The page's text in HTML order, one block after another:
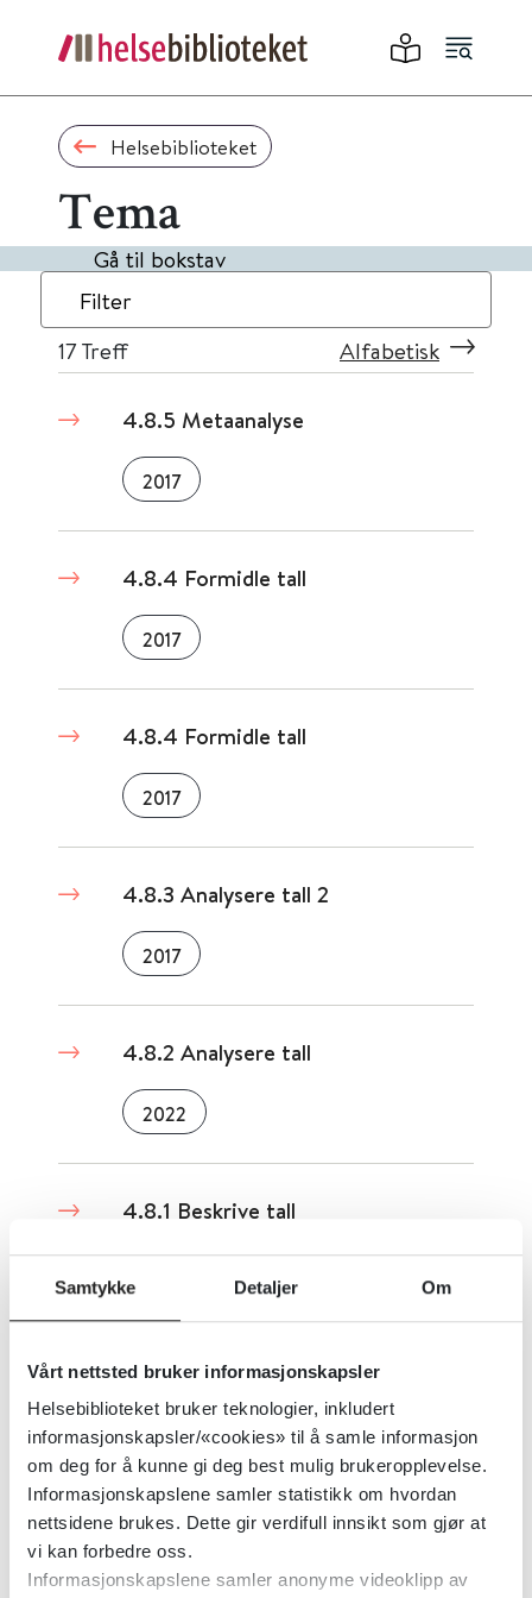
Samtykke Detaljer Om
Vårt nettsted bruker informasjonskapsler
Helsebiblioteket bruker teknologier, inkludert
informasjonskapsler/«cookies» til å samle informasjon
om deg for å kunne gi deg best mulig brukeropplevelse.
Informasjonskapslene samler statistikk om hvordan
nettsidene brukes. Dette gir verdifull innsikt som gjør at
vi kan forbedre oss.
Informasjonskapslene samler anonyme videoklipp av
Helsebiblioteket
Tema
Gå til bokstav
Filter
17Treff Alfabetisk
4.8.5 Metaanalyse
2017
4.8.4 Formidle tall
2017
4.8.4 Formidle tall
2017
4.8.3 Analysere tall 2
2017
4.8.2 Analysere tall
2022
4.8.1 Beskrive tall
4.8 Statistikk
2017
4.7 Faglige retningslinjer
2024